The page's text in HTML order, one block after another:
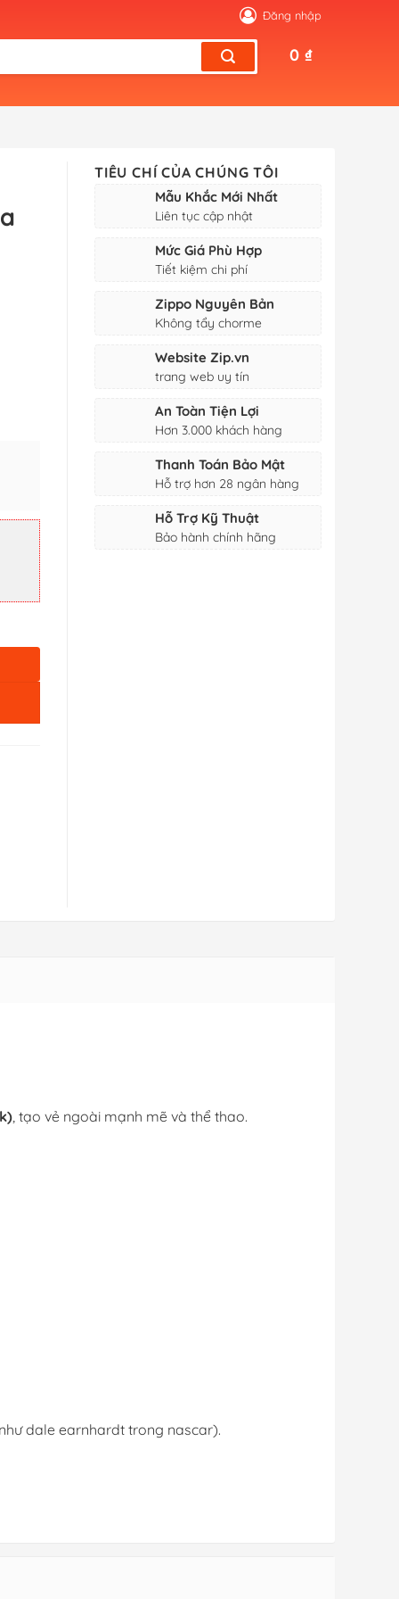
Đăng nhập
0 ₫
TIÊU CHÍ CỦA CHÚNG TÔI
Mẫu Khắc Mới Nhất
Liên tục cập nhật
Mức Giá Phù Hợp
Tiết kiệm chi phí
Zippo Nguyên Bản
Không tẩy chorme
Website Zip.vn
trang web uy tín
An Toàn Tiện Lợi
Hơn 3.000 khách hàng
Thanh Toán Bảo Mật
Hỗ trợ hơn 28 ngân hàng
Hỗ Trợ Kỹ Thuật
Bảo hành chính hãng
, tạo vẻ ngoài mạnh mẽ và thể thao.
dale earnhardt trong nascar).